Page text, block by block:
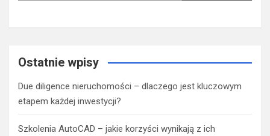
Ostatnie wpisy
Due diligence nieruchomości – dlaczego jest kluczowym
etapem każdej inwestycji?
Szkolenia AutoCAD – jakie korzyści wynikają z ich